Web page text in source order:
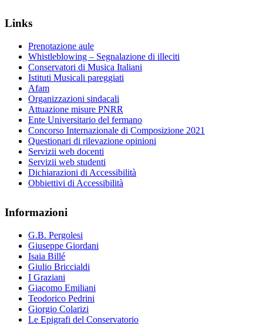
Links
Prenotazione aule
Whistleblowing – Segnalazione di illeciti
Conservatori di Musica Italiani
Istituti Musicali pareggiati
Afam
Organizzazioni sindacali
Attuazione misure PNRR
Ente Universitario del fermano
Concorso Internazionale di Composizione 2021
Questionari di rilevazione opinioni
Servizii web docenti
Servizii web studenti
Dichiarazioni di Accessibilità
Obbiettivi di Accessibilità
Informazioni
G.B. Pergolesi
Giuseppe Giordani
Isaia Billé
Giulio Briccialdi
I Graziani
Giacomo Emiliani
Teodorico Pedrini
Giorgio Colarizi
Le Epigrafi del Conservatorio